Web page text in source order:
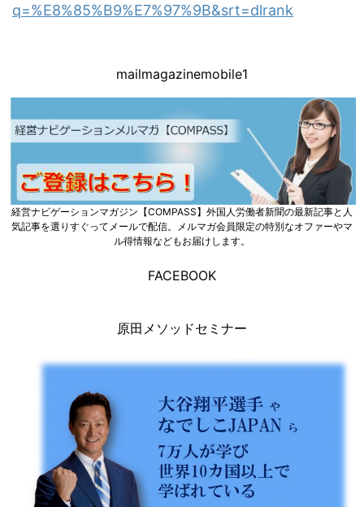
q=%E8%85%B9%E7%97%9B&srt=dlrank
mailmagazinemobile1
経営ナビゲーションマガジン【COMPASS】外国人労働者新聞の最新記事と人
気記事を選りすぐってメールで配信。メルマガ会員限定の特別なオファーやマ
ル得情報などもお届けします。
FACEBOOK
原田メソッドセミナー